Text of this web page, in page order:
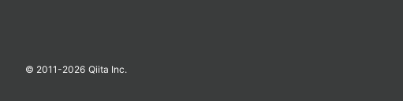
© 2011-2026 Qiita Inc.